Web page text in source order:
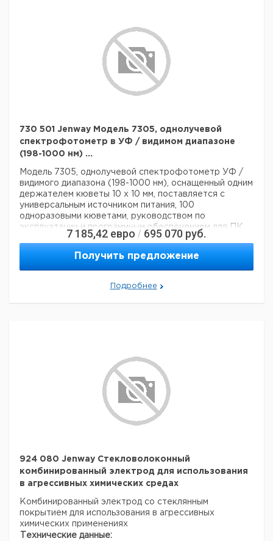
730 501 Jenway Модель 7305, однолучевой
спектрофотометр в УФ / видимом диапазоне
(198-1000 нм) ...
Модель 7305, однолучевой спектрофотометр УФ /
видимого диапазона (198-1000 нм), оснащенный одним
держателем кюветы 10 x 10 мм, поставляется с
универсальным источником питания, 100
одноразовыми кюветами, руководством по
эксплуатации и программным обеспечением для ПК
на CD-ROM с интерфейсным кабелем.
Технические данные:
Минимальная длина волны:
Оптическая пропускная способность:
7 185,42 евро / 695 070 руб.
Получить предложение
Подробнее
924 080 Jenway Стекловолоконный
комбинированный электрод для использования
в агрессивных химических средах
Комбинированный электрод со стеклянным
покрытием для использования в агрессивных
химических применениях
Технические данные: